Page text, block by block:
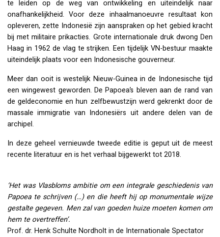
te leiden op de weg van ontwikkeling en uiteindelijk naar
onafhankelijkheid. Voor deze inhaalmanoeuvre resultaat kon
opleveren, zette Indonesië zijn aanspraken op het gebied kracht
bij met militaire prikacties. Grote internationale druk dwong Den
Haag in 1962 de vlag te strijken. Een tijdelijk VN-bestuur maakte
uiteindelijk plaats voor een Indonesische gouverneur.
Meer dan ooit is westelijk Nieuw-Guinea in de Indonesische tijd
een wingewest geworden. De Papoea’s bleven aan de rand van
de geldeconomie en hun zelfbewustzijn werd gekrenkt door de
massale immigratie van Indonesiërs uit andere delen van de
archipel.
In deze geheel vernieuwde tweede editie is geput uit de meest
recente literatuur en is het verhaal bijgewerkt tot 2018.
‘Het was Vlasbloms ambitie om een integrale geschiedenis van
Papoea te schrijven (…) en die heeft hij op monumentale wijze
gestalte gegeven. Men zal van goeden huize moeten komen om
hem te overtreffen’.
Prof. dr. Henk Schulte Nordholt in de Internationale Spectator